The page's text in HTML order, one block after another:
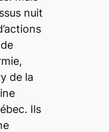
nuit
de la
Ils